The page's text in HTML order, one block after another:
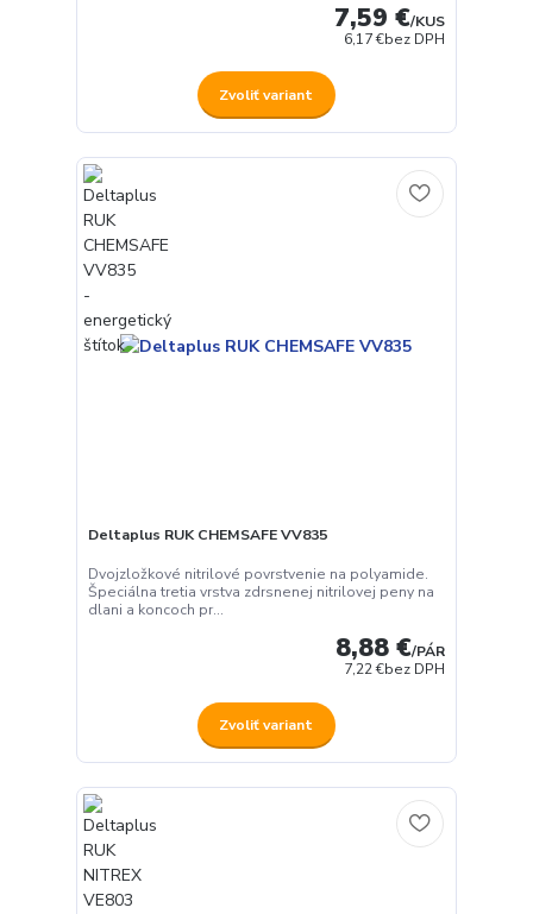
7,59 €/KUS
6,17 €bez DPH
Zvoliť variant
Deltaplus RUK CHEMSAFE VV835
Dvojzložkové nitrilové povrstvenie na polyamide.
Špeciálna tretia vrstva zdrsnenej nitrilovej peny na
dlani a koncoch pr...
8,88 €/PÁR
7,22 €bez DPH
Zvoliť variant